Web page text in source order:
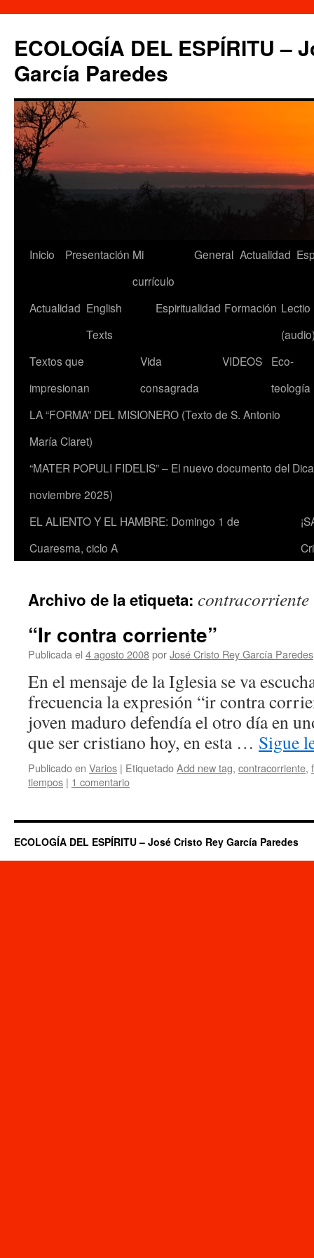
contenido
ECOLOGÍA DEL ESPÍRITU –
García Paredes
Inicio Presentación Mi
currículo
General Actualidad
Actualidad English
Texts
Espiritualidad Formación Lectio
Textos que
impresionan
Vida
consagrada
VIDEOS
Eco-
teología
LA “FORMA” DEL MISIONERO (Texto de S. Antonio
María Claret)
“MATER POPULI FIDELIS” – El nuevo documento del
noviembre 2025)
EL ALIENTO Y EL HAMBRE: Domingo 1 de
Cuaresma, ciclo A
Archivo de la etiqueta: contracorriente
“Ir contra corriente”
Publicada el 4 agosto 2008porJosé Cristo Rey García Paredes
En el mensaje de la Iglesia se va
frecuencia la expresión “ir contra
joven maduro defendía el otro día en
que ser cristiano hoy, en esta … Sigue
Publicado en Varios | EtiquetadoAdd new tag, contracorriente,
tiempos | 1 comentario
ECOLOGÍA DEL ESPÍRITU – José Cristo Rey García Paredes